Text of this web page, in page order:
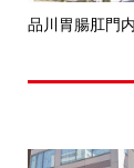
品川胃腸肛門